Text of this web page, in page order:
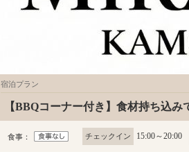
宿泊プラン
【BBQコーナー付き】食材持ち込
食事： チェックイン 15:00～20:00